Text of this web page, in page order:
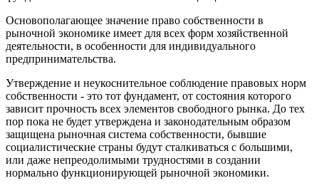
Основополагающее значение право собственности в
рыночной экономике имеет для всех форм хозяйственной
деятельности, в особенности для индивидуального
предпринимательства.
Утверждение и неукоснительное соблюдение правовых норм
собственности - это тот фундамент, от состояния которого
зависит прочность всех элементов свободного рынка. До тех
пор пока не будет утверждена и законодательным образом
защищена рыночная система собственности, бывшие
социалистические страны будут сталкиваться с большими,
или даже непреодолимыми трудностями в создании
нормально функционирующей рыночной экономики.